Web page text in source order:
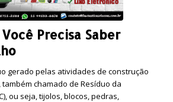
Precisa Saber
gerado pelas atividades de construção
chamado de Resíduo da
ou seja, tijolos, blocos, pedras,